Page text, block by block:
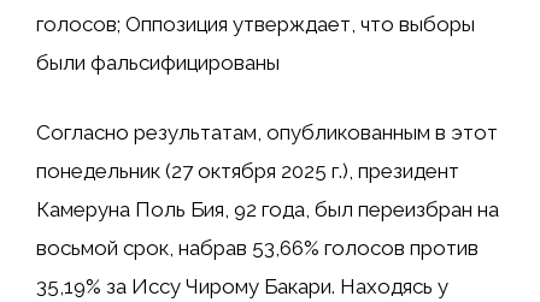
голосов; Оппозиция утверждает, что выборы
были фальсифицированы
Согласно результатам, опубликованным в этот
понедельник (27 октября 2025 г.), президент
Камеруна Поль Бия, 92 года, был переизбран на
восьмой срок, набрав 53,66% голосов против
35,19% за Иссу Чирому Бакари. Находясь у